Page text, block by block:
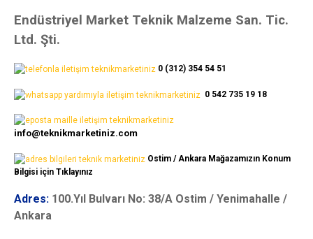
Endüstriyel Market Teknik Malzeme San. Tic.
Ltd. Şti.
0 (312) 354 54 51
0 542 735 19 18
info@teknikmarketiniz.com
Ostim / Ankara Mağazamızın Konum
Bilgisi için Tıklayınız
Adres: 100.Yıl Bulvarı No: 38/A Ostim / Yenimahalle /
Ankara